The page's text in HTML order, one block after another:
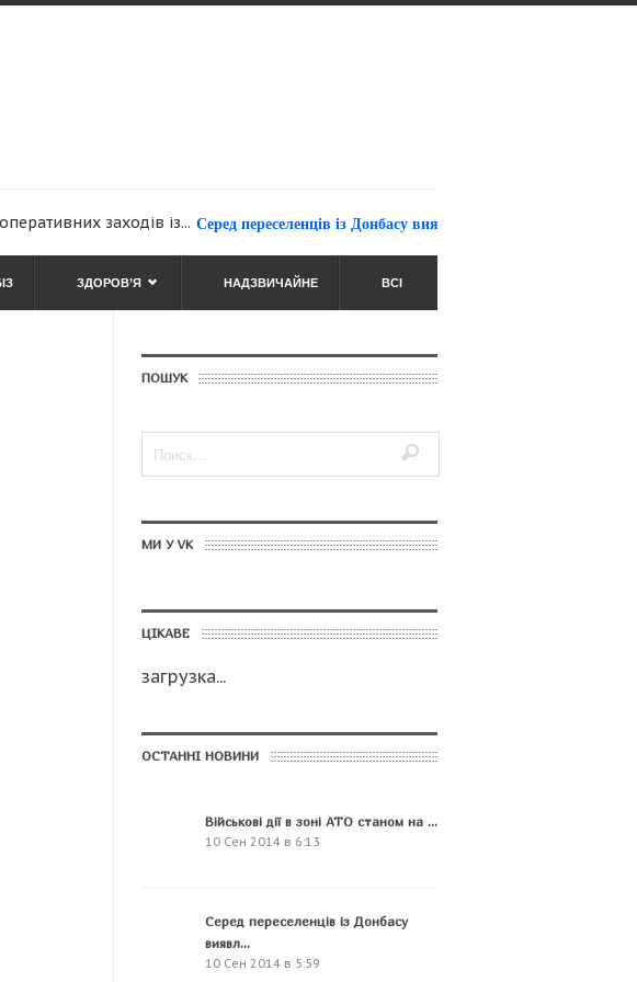
заходів із... Серед переселенців із Донбасу виявли два десятки поранених
ЗДОРОВ’Я НАДЗВИЧАЙНЕ ВСІ
ПОШУК
МИ У VK
ЦІКАВЕ
загрузка...
ОСТАННІ НОВИНИ
Військові дії в зоні АТО станом на ...
10 Сен 2014 в 6:13
Серед переселенців із Донбасу
виявл...
10 Сен 2014 в 5:59